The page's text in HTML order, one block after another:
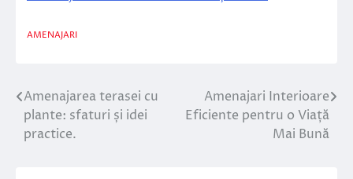
AMENAJARI
Navigare
în
Amenajarea terasei cu
plante: sfaturi și idei
practice.
Amenajari Interioare
Eficiente pentru o Viață
Mai Bună